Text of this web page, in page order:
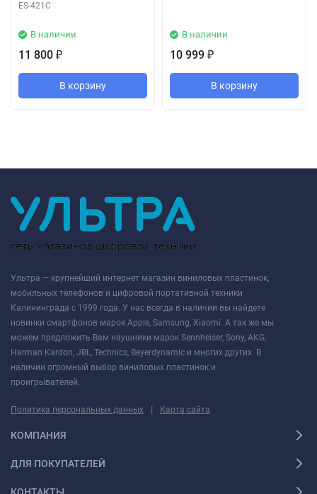
ES-421C
В наличии
11 800 ₽
В корзину
В наличии
10 999 ₽
В корзину
Ультра — крупнейший интернет магазин виниловых пластинок,
мобильных телефонов и цифровой портативной техники
Калининграда с 1999 года. У нас всегда в наличии вы найдете
новинки смартфонов марок Apple, Samsung, Xiaomi. А так же мы
можем предложить Вам наушники марок Sennheiser, Sony, AKG,
Harman Kardon, JBL, Technics, Beyerdynamic и многих других. В
наличии огромный выбор виниловых пластинок и
проигрывателей.
Политика персональных данных | Карта сайта
КОМПАНИЯ
ДЛЯ ПОКУПАТЕЛЕЙ
КОНТАКТЫ